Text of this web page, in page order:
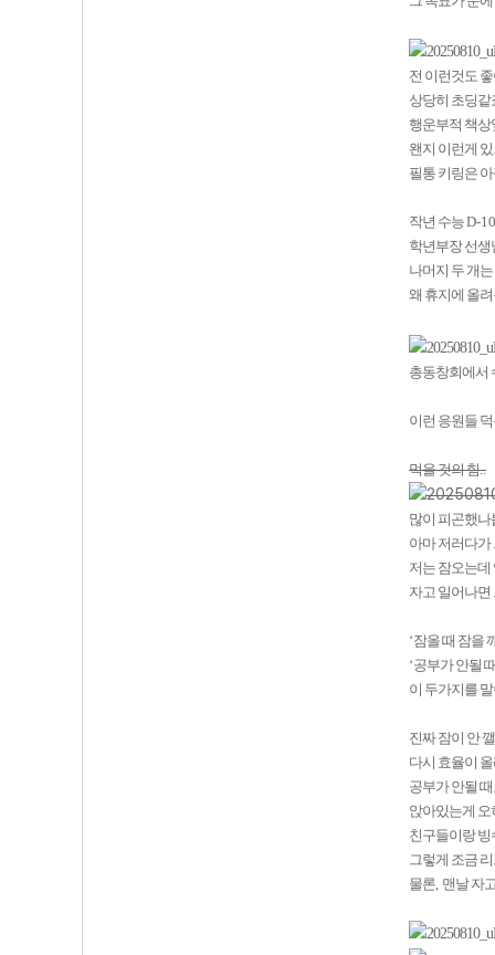
전 이런것도
상당히 초딩같
행운부적 책상
왠지 이런게
필통 키링은
작년 수능D-
학년부장 선
나머지 두 개
왜 휴지에 올
총동창회에서
이런 응원들
먹을 것의 힘..
많이 피곤했나
아마 저러다가
저는 잠오는데
자고 일어나면
‘잠올 때 잠을
‘공부가 안될
이 두가지를
진짜 잠이 안
다시 효율이
공부가 안될
앉아있는게
친구들이랑
그렇게 조금
물론, 맨날 자